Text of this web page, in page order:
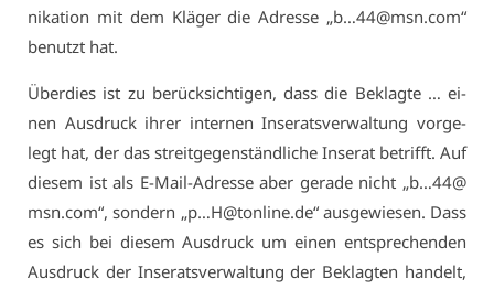
ni­ka­ti­on mit dem Klä­ger die Adres­se „b…44@​msn.​com“
be­nutzt hat.
Über­dies ist zu be­rück­sich­ti­gen, dass die Be­klag­te … ei­
nen Aus­druck ih­rer in­ter­nen In­se­rats­ver­wal­tung vor­ge­
legt hat, der das streit­ge­gen­ständ­li­che In­se­rat be­trifft. Auf
die­sem ist als E-Mail-Adres­se aber ge­ra­de nicht „b…44@​
msn.​com“, son­dern „p…H@​tonline.​de“ aus­ge­wie­sen. Dass
es sich bei die­sem Aus­druck um ei­nen ent­spre­chen­den
Aus­druck der In­se­rats­ver­wal­tung der Be­klag­ten han­delt,